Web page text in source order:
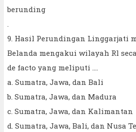
berunding
9. Hasil Perundingan Linggarjati
Belanda mengakui wilayah Rl
de facto yang meliputi ....
a. Sumatra, Jawa, dan Bali
b. Sumatra, Jawa, dan Madura
c. Sumatra, Jawa, dan Kalimantan
d. Sumatra, Jawa, Bali, dan Nusa